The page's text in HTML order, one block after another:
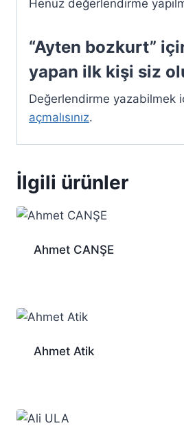
Henüz değerlendirme
“Ayten bozkurt”
yapan ilk kişi siz
Değerlendirme yazabilmek
açmalısınız.
İlgili ürünler
Ahmet CANŞE
Ahmet Atik